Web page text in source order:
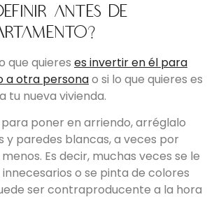
antes de
que quieres es invertir en él para
a otra personao si lo que quieres es
tu nueva vivienda.
poner en arriendo, arréglalo
y paredes blancas, a veces por
Es decir, muchas veces se le
o se pinta de colores
ser contraproducente a la hora